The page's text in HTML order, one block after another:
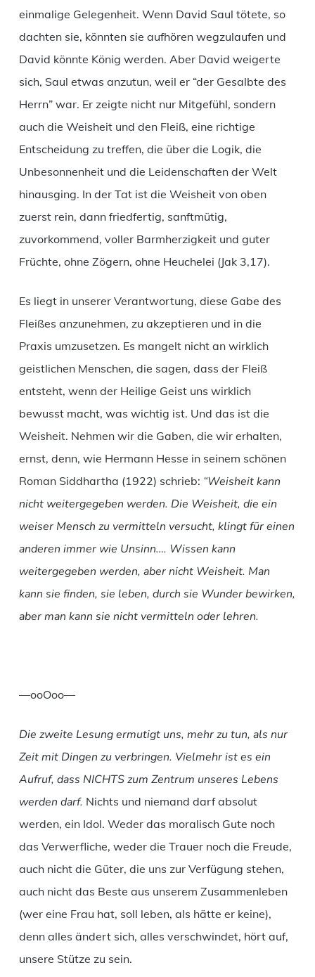
einmalige Gelegenheit. Wenn David Saul tötete, so
dachten sie, könnten sie aufhören wegzulaufen und
David könnte König werden. Aber David weigerte
sich, Saul etwas anzutun, weil er “der Gesalbte des
Herrn” war. Er zeigte nicht nur Mitgefühl, sondern
auch die Weisheit und den Fleiß, eine richtige
Entscheidung zu treffen, die über die Logik, die
Unbesonnenheit und die Leidenschaften der Welt
hinausging. In der Tat ist die Weisheit von oben
zuerst rein, dann friedfertig, sanftmütig,
zuvorkommend, voller Barmherzigkeit und guter
Früchte, ohne Zögern, ohne Heuchelei (Jak 3,17).
Es liegt in unserer Verantwortung, diese Gabe des
Fleißes anzunehmen, zu akzeptieren und in die
Praxis umzusetzen. Es mangelt nicht an wirklich
geistlichen Menschen, die sagen, dass der Fleiß
entsteht, wenn der Heilige Geist uns wirklich
bewusst macht, was wichtig ist. Und das ist die
Weisheit. Nehmen wir die Gaben, die wir erhalten,
ernst, denn, wie Hermann Hesse in seinem schönen
Roman Siddhartha (1922) schrieb: “Weisheit kann
nicht weitergegeben werden. Die Weisheit, die ein
weiser Mensch zu vermitteln versucht, klingt für einen
anderen immer wie Unsinn…. Wissen kann
weitergegeben werden, aber nicht Weisheit. Man
kann sie finden, sie leben, durch sie Wunder bewirken,
aber man kann sie nicht vermitteln oder lehren.
—ooOoo—
Die zweite Lesung ermutigt uns, mehr zu tun, als nur
Zeit mit Dingen zu verbringen. Vielmehr ist es ein
Aufruf, dass NICHTS zum Zentrum unseres Lebens
werden darf. Nichts und niemand darf absolut
werden, ein Idol. Weder das moralisch Gute noch
das Verwerfliche, weder die Trauer noch die Freude,
auch nicht die Güter, die uns zur Verfügung stehen,
auch nicht das Beste aus unserem Zusammenleben
(wer eine Frau hat, soll leben, als hätte er keine),
denn alles ändert sich, alles verschwindet, hört auf,
unsere Stütze zu sein.